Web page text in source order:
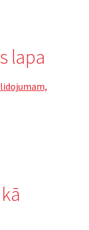
lapa